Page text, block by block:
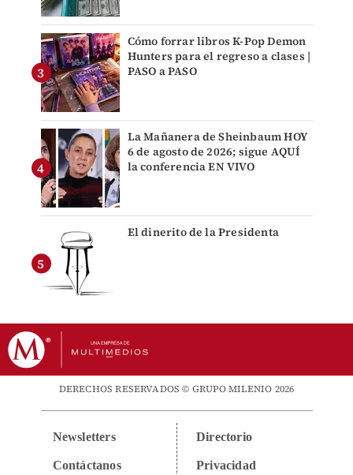
Cómo forrar libros K-Pop Demon
Hunters para el regreso a clases |
PASO a PASO
La Mañanera de Sheinbaum HOY
6 de agosto de 2026; sigue AQUÍ
la conferencia EN VIVO
El dinerito de la Presidenta
DERECHOS RESERVADOS © GRUPO MILENIO 2026
Newsletters
Contáctanos
Directorio
Privacidad